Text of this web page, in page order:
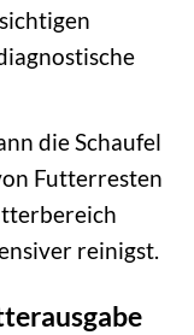
die Schaufel
Futterresten
reinigst.